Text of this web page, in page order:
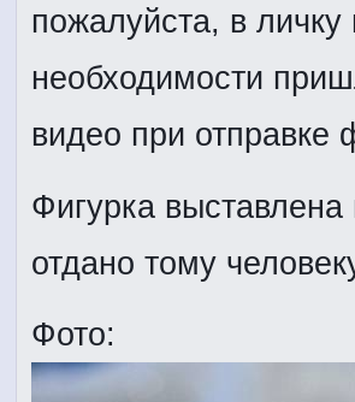
пожалуйста, в
необходимости
видео при отправке
Фигурка выставлена
отдано тому
Фото: